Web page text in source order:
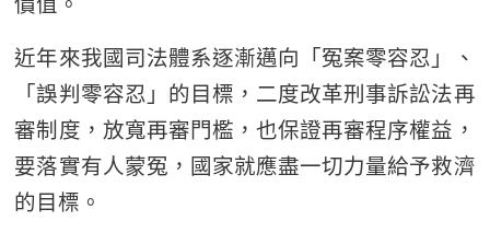
近年來我國司法體系逐漸邁向「冤案零容忍」、
「誤判零容忍」的目標，二度改革刑事訴訟法再
審制度，放寬再審門檻，也保證再審程序權益，
要落實有人蒙冤，國家就應盡一切力量給予救濟
的目標。